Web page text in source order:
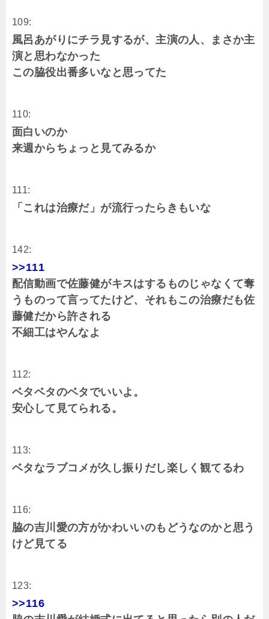
109:
風呂あがりにチラ見するが、主演の人、まさか主
演と思わなかった
この脇役出番多いなと思ってた
110:
面白いのか
来週からちょっと見てみるか
111:
「これは治療だ」が流行ったらきもいな
142:
>>111
配信動画で佐藤健がキスはするものじゃなくて奪
うものって言ってたけど、それもこの治療だも佐
藤健だから許される
不細工はやんなよ
112:
ベタベタのベタでいいよ。
安心して見てられる。
113:
ベタなラブコメが久し振りだし楽しく観てるわ
116:
脇の吉川愛の方がかわいいのもどうなのかと思う
けど見てる
123:
>>116